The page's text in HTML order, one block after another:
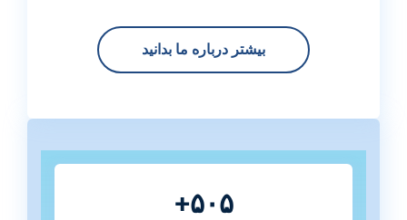
۵۰۵+
بیشتر درباره ما بدانید